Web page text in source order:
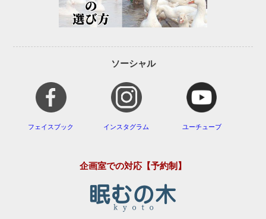
ソーシャル
フェイスブック インスタグラム ユーチューブ
企画室での対応【予約制】